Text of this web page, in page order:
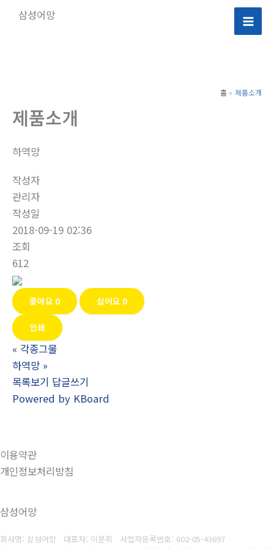
삼성어망
Main
홈 제품소개
제품소개
하역망
작성자
관리자
작성일
2018-09-19 02:36
조회
612
좋아요 0 싫어요 0
인쇄
« 각종그물
하역망 »
목록보기 답글쓰기
Powered by KBoard
이용약관
개인정보처리방침
삼성어망
회사명: 삼성어망 대표자: 이분휘 사업자등록번호: 602-05-43697